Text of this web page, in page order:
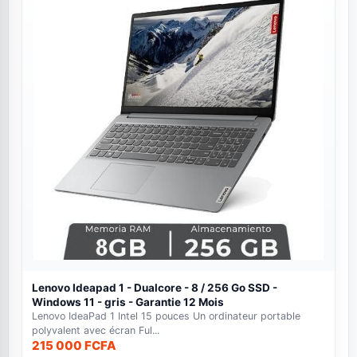
Lenovo Ideapad 1 - Dualcore - 8 / 256 Go SSD -
Windows 11 - gris - Garantie 12 Mois
Lenovo IdeaPad 1 Intel 15 pouces Un ordinateur portable
polyvalent avec écran Ful...
215 000 FCFA